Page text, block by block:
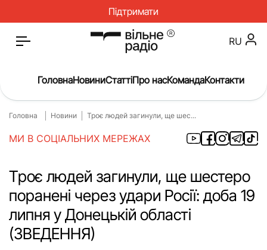
Підтримати
Головна
Новини
Окупація
Про нас
Війна
Гроші
Освіта
Інструкції
Медицина
ЖКГ
RU
ГоловнаНовиниСтаттіПро насКомандаКонтакти
Головна Новини Троє людей загинули, ще шес...
МИ В СОЦІАЛЬНИХ МЕРЕЖАХ
Троє людей загинули, ще шестеро
поранені через удари Росії: доба 19
липня у Донецькій області
(ЗВЕДЕННЯ)